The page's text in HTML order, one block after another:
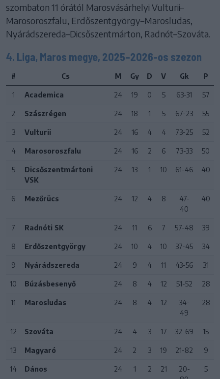
szombaton 11 órától Marosvásárhelyi Vulturii–
Marosoroszfalu, Erdőszentgyörgy–Marosludas,
Nyárádszereda–Dicsőszentmárton, Radnót–Szováta.
4. Liga, Maros megye, 2025–2026-os szezon
# Cs M Gy D V Gk P
1 Academica 24 19 0 5 63-31 57
2 Szászrégen 24 18 1 5 67-23 55
3 Vulturii 24 16 4 4 73-25 52
4 Marosoroszfalu 24 16 2 6 73-33 50
5
Dicsőszentmártoni
VSK
24 13 1 10 61-46 40
6 Mezőrücs 24 12 4 8
47-
40
40
7 Radnóti SK 24 11 6 7 57-48 39
8 Erdőszentgyörgy 24 10 4 10 37-45 34
9 Nyárádszereda 24 9 4 11 43-56 31
10 Búzásbesenyő 24 8 4 12 51-52 28
11 Marosludas 24 8 4 12
34-
49
28
12 Szováta 24 4 3 17 32-69 15
13 Magyaró 24 2 3 19 21-82 9
14 Dános 24 1 2 21
20-
5